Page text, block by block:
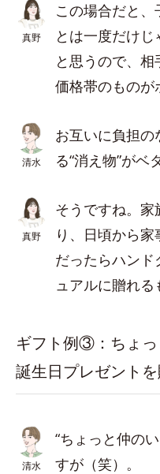
真野
この場合だと
とは一度だけ
と思うので、
価格帯のものが
清水
お互いに負担
る“消え物”がベ
真野
そうですね。家
り、日頃から
だったらハン
ュアルに贈れる
ギフト例③：ちょ
誕生日プレゼント
清水
“ちょっと仲の
すが（笑）。